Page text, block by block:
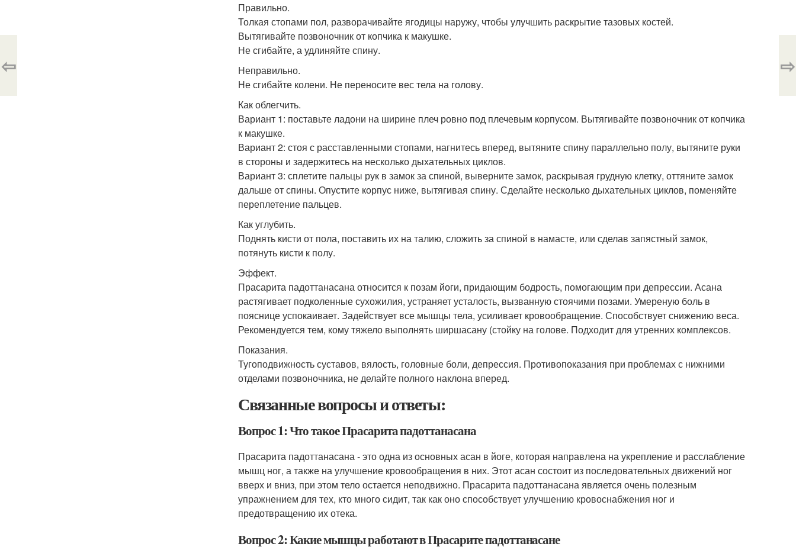
Правильно.
Толкая стопами пол, разворачивайте ягодицы наружу, чтобы улучшить раскрытие тазовых костей.
Вытягивайте позвоночник от копчика к макушке.
Не сгибайте, а удлиняйте спину.
Неправильно.
Не сгибайте колени. Не переносите вес тела на голову.
Как облегчить.
Вариант 1: поставьте ладони на ширине плеч ровно под плечевым корпусом. Вытягивайте позвоночник от копчика
к макушке.
Вариант 2: стоя с расставленными стопами, нагнитесь вперед, вытяните спину параллельно полу, вытяните руки
в стороны и задержитесь на несколько дыхательных циклов.
Вариант 3: сплетите пальцы рук в замок за спиной, выверните замок, раскрывая грудную клетку, оттяните замок
дальше от спины. Опустите корпус ниже, вытягивая спину. Сделайте несколько дыхательных циклов, поменяйте
переплетение пальцев.
Как углубить.
Поднять кисти от пола, поставить их на талию, сложить за спиной в намасте, или сделав запястный замок,
потянуть кисти к полу.
Эффект.
Прасарита падоттанасана относится к позам йоги, придающим бодрость, помогающим при депрессии. Асана
растягивает подколенные сухожилия, устраняет усталость, вызванную стоячими позами. Умереную боль в
пояснице успокаивает. Задействует все мышцы тела, усиливает кровообращение. Способствует снижению веса.
Рекомендуется тем, кому тяжело выполнять ширшасану (стойку на голове. Подходит для утренних комплексов.
Показания.
Тугоподвижность суставов, вялость, головные боли, депрессия. Противопоказания при проблемах с нижними
отделами позвоночника, не делайте полного наклона вперед.
Связанные вопросы и ответы:
Вопрос 1: Что такое Прасарита падоттанасана
Прасарита падоттанасана - это одна из основных асан в йоге, которая направлена на укрепление и расслабление
мышц ног, а также на улучшение кровообращения в них. Этот асан состоит из последовательных движений ног
вверх и вниз, при этом тело остается неподвижно. Прасарита падоттанасана является очень полезным
упражнением для тех, кто много сидит, так как оно способствует улучшению кровоснабжения ног и
предотвращению их отека.
Вопрос 2: Какие мышцы работают в Прасарите падоттанасане
⇦ ⇨